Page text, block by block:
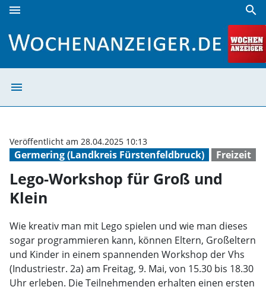
menu search
menu
Germering (Landkreis Fürstenfeldbruck) Freizeit
Veröffentlicht am 28.04.2025 10:13
Lego-Workshop für Groß und
Klein
Wie kreativ man mit Lego spielen und wie man dieses
sogar programmieren kann, können Eltern, Großeltern
und Kinder in einem spannenden Workshop der Vhs
(Industriestr. 2a) am Freitag, 9. Mai, von 15.30 bis 18.30
Uhr erleben. Die Teilnehmenden erhalten einen ersten